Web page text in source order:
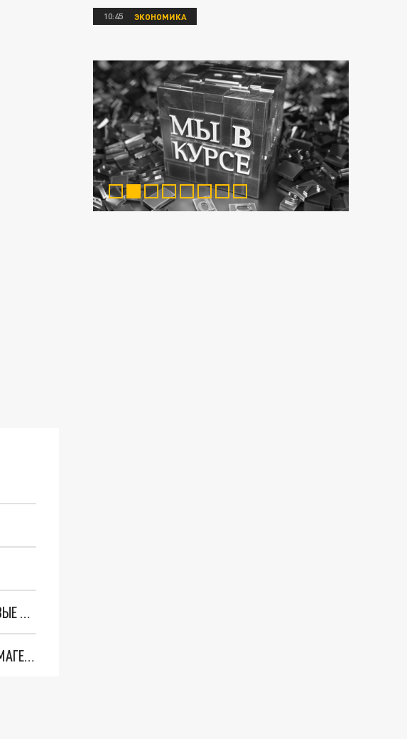
"ОЧЕНЬ ПЛОХИЕ НОВОСТИ": БОЛЬШАЯ ОШИБКА PALANTIR В РОССИИ. СТРАНЫ НАТО ВПЕРВЫЕ ЗА СВО ОСТАНОВИЛИ ПОСТАВКИ ОРУЖИЯ. ВСУ ТЕРЯЮТ ПРИГРАНИЧЬЕ?
ТРИ ГЛАВНЫХ ИНСАЙДА ОБ СВО. ОТМЕНА МОБИЛИЗАЦИИ И ВОЗВРАЩЕНИЕ "ГЕНЕРАЛА АРМАГЕДДОНА"? ОТЛИЧНЫЕ НОВОСТИ, КОТОРЫЕ ЖДАЛИ ВСЕ
10:45 ЭКОНОМИКА